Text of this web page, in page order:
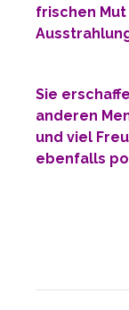
frischen Mut
Sie
anderen
und viel
ebenfalls